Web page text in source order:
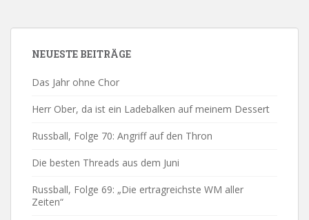
NEUESTE BEITRÄGE
Das Jahr ohne Chor
Herr Ober, da ist ein Ladebalken auf meinem Dessert
Russball, Folge 70: Angriff auf den Thron
Die besten Threads aus dem Juni
Russball, Folge 69: „Die ertragreichste WM aller
Zeiten“